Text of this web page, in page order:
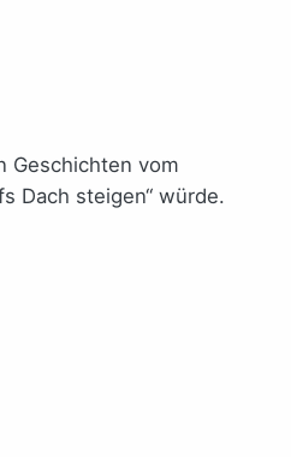
Geschichten vom
Dach steigen“ würde.